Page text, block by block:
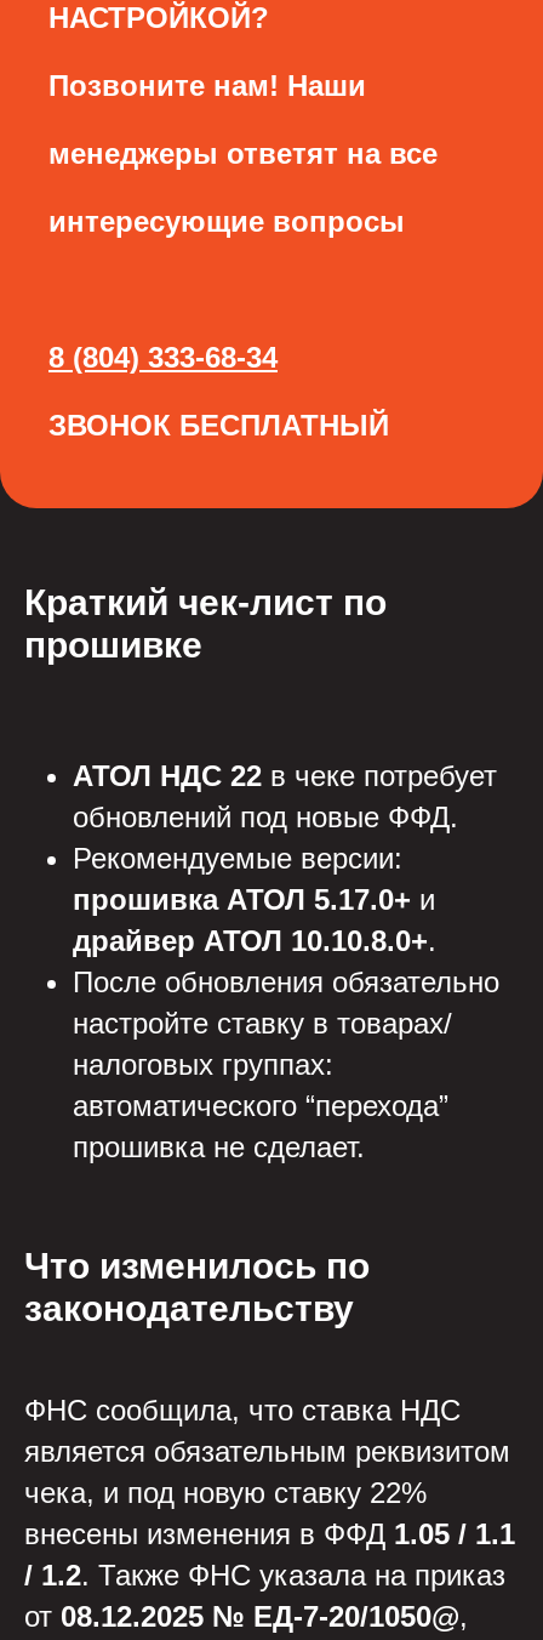
НАСТРОЙКОЙ?
Позвоните нам! Наши
менеджеры ответят на все
интересующие вопросы
8 (804) 333-68-34
ЗВОНОК БЕСПЛАТНЫЙ
Краткий чек-лист по
прошивке
АТОЛ НДС 22 в чеке потребует
обновлений под новые ФФД.
Рекомендуемые версии:
прошивка АТОЛ 5.17.0+ и
драйвер АТОЛ 10.10.8.0+.
После обновления обязательно
настройте ставку в товарах/
налоговых группах:
автоматического “перехода”
прошивка не сделает.
Что изменилось по
законодательству
ФНС сообщила, что ставка НДС
является обязательным реквизитом
чека, и под новую ставку 22%
внесены изменения в ФФД 1.05 / 1.1
/ 1.2. Также ФНС указала на приказ
от 08.12.2025 № ЕД-7-20/1050@,